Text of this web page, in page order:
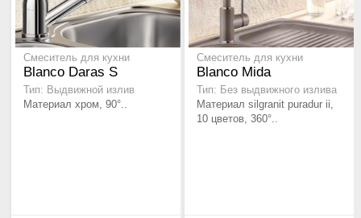
Смеситель для кухни
Blanco Daras S
Тип: Выдвижной излив
Материал хром, 90°..
Смеситель для кухни
Blanco Mida
Тип: Без выдвижного излива
Материал silgranit puradur ii,
10 цветов, 360°..